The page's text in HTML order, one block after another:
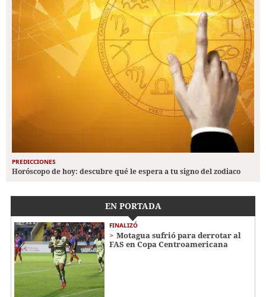
PREDICCIONES
Horóscopo de hoy: descubre qué le espera a tu signo del zodiaco
EN PORTADA
FINALIZÓ
Motagua sufrió para derrotar al
FAS en Copa Centroamericana